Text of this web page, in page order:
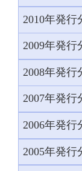
2010年発行
2009年発行
2008年発行
2007年発行
2006年発行
2005年発行